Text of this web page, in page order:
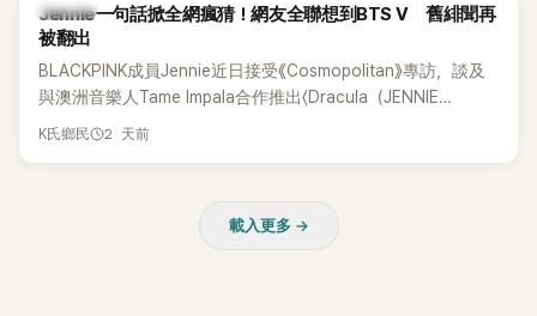
K-POP
Jennie一句話掀全網瘋猜！網友全聯想到BTS V 舊緋聞再
被翻出
BLACKPINK成員Jennie近日接受《Cosmopolitan》專訪，談及
與澳洲音樂人Tame Impala合作推出〈Dracula（JENNIE
Remix）〉的幕後故事，沒想到她一句關於「共同朋友」的回答，
K氏鄉民 2 天前
載入更多 →